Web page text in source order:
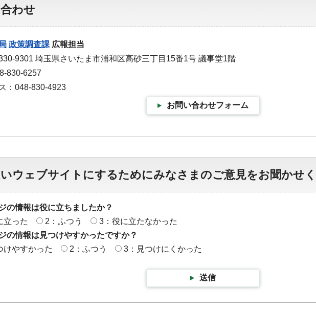
わせ
政策調査課 広報担当
9301 埼玉県さいたま市浦和区高砂三丁目15番1号 議事堂1階
830-6257
：048-830-4923
お問い合わせフォーム
ウェブサイトにするためにみなさまのご意見をお聞かせ
の情報は役に立ちましたか？
立った
2：ふつう
3：役に立たなかった
の情報は見つけやすかったですか？
けやすかった
2：ふつう 3：見つけにくかった
送信